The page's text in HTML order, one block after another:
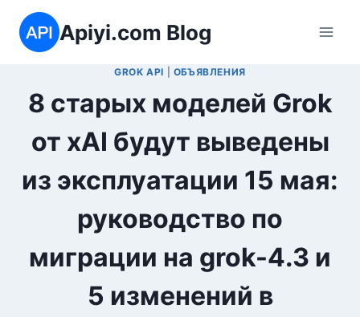
Перейти
содержимому
Apiyi.com Blog
GROK API ОБЪЯВЛЕНИЯ
8 старых моделей Grok
от xAI будут выведены
из эксплуатации 15 мая:
руководство по
миграции на grok-4.3 и
5 изменений в